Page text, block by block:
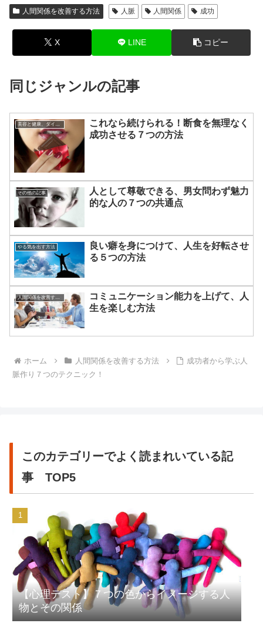
人間関係を改善する方法 人脈 人間関係 成功
X LINE コピー
同じジャンルの記事
美容と健康、ダイエット
これなら続けられる！断食を無理なく
成功させる７つの方法
その他の記事
人として尊敬できる、男女問わず魅力
的な人の７つの共通点
やる気を出す方法
良い癖を身につけて、人生を好転させ
る５つの方法
人間関係を改善する方法
コミュニケーション能力を上げて、人
生を楽しむ方法
ホーム 人間関係を改善する方法
成功者から学ぶ人
脈作り７つのテクニック！
このカテゴリーでよく読まれいている記
事 TOP5
【心理テスト】７つの色からイメージする人
物とその関係